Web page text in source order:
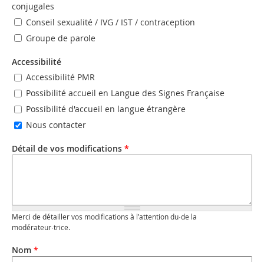
conjugales
Conseil sexualité / IVG / IST / contraception
Groupe de parole
Accessibilité
Accessibilité PMR
Possibilité accueil en Langue des Signes Française
Possibilité d'accueil en langue étrangère
Nous contacter
Détail de vos modifications *
Merci de détailler vos modifications à l’attention du·de la
modérateur·trice.
Nom *